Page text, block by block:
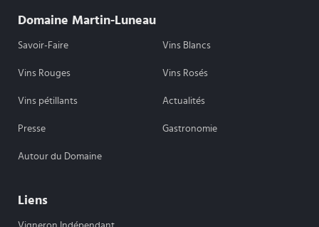
Domaine Martin-Luneau
Savoir-Faire Vins Blancs
Vins Rouges Vins Rosés
Vins pétillants Actualités
Presse Gastronomie
Autour du Domaine
Liens